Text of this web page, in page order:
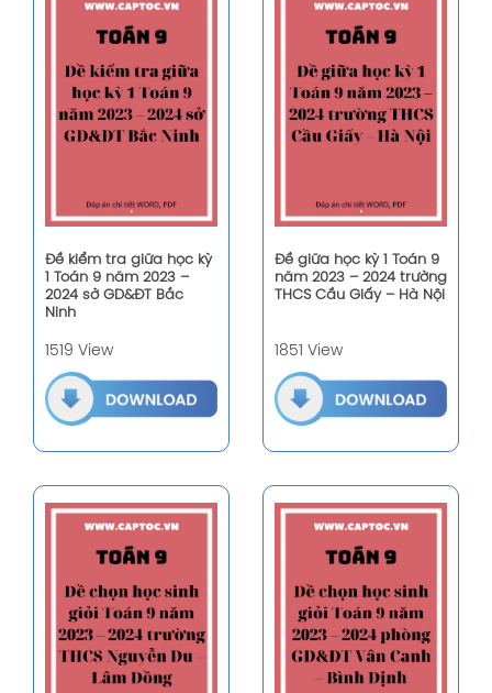
Đề kiểm tra giữa học kỳ
1 Toán 9 năm 2023 –
2024 sở GD&ĐT Bắc
Ninh
1519 View
Đề giữa học kỳ 1 Toán 9
năm 2023 – 2024 trường
THCS Cầu Giấy – Hà Nội
1851 View